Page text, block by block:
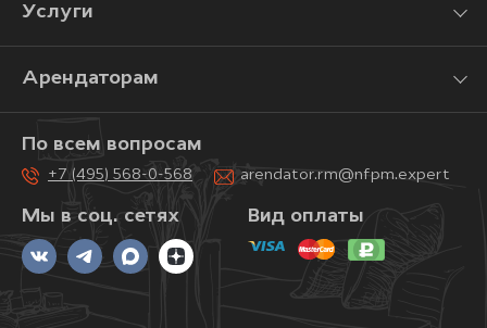
Услуги
Арендаторам
Мы в соц. сетях
По всем вопросам
+7 (495) 568-0-568 arendator.rm@nfpm.expert
Вид оплаты